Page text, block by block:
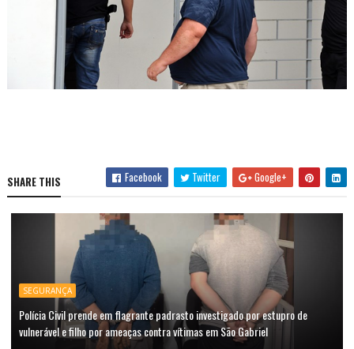
SHARE THIS Facebook Twitter Google+
SEGURANÇA
Polícia Civil prende em flagrante padrasto investigado por estupro de
vulnerável e filho por ameaças contra vítimas em São Gabriel